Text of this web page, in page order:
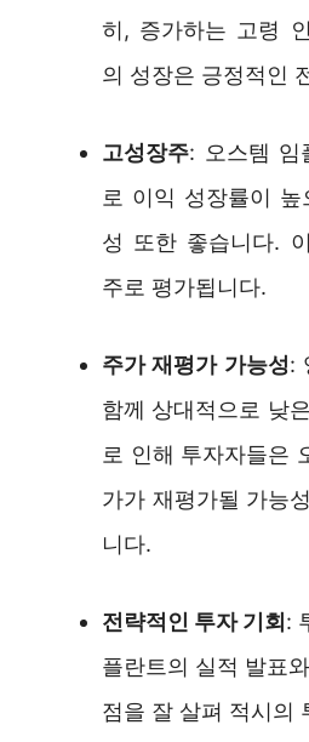
히, 증가하는 고령
의 성장은 긍정적인
고성장주: 오스템 임
로 이익 성장률이
성 또한 좋습니다.
주로 평가됩니다.
주가 재평가 가능성:
함께 상대적으로 낮
로 인해 투자자들은
가가 재평가될 가능
니다.
전략적인 투자 기회 :
플란트의 실적 발표
점을 잘 살펴 적시의